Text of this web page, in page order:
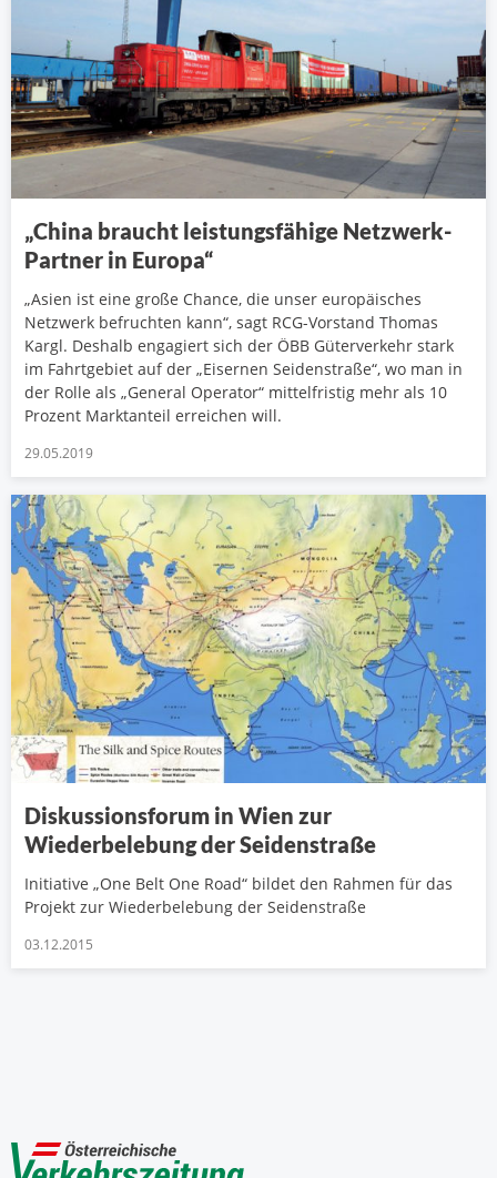
„China braucht leistungsfähige Netzwerk-
Partner in Europa“
„Asien ist eine große Chance, die unser europäisches
Netzwerk befruchten kann“, sagt RCG-Vorstand Thomas
Kargl. Deshalb engagiert sich der ÖBB Güterverkehr stark
im Fahrtgebiet auf der „Eisernen Seidenstraße“, wo man in
der Rolle als „General Operator“ mittelfristig mehr als 10
Prozent Marktanteil erreichen will.
29.05.2019
Diskussionsforum in Wien zur
Wiederbelebung der Seidenstraße
Initiative „One Belt One Road“ bildet den Rahmen für das
Projekt zur Wiederbelebung der Seidenstraße
03.12.2015